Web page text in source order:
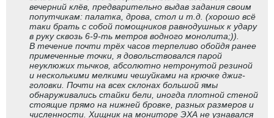
вечерний клёв, предварительно выдав задания своим
попутчикам: палатка, дрова, стол и т.д. (хорошо всё
таки брать с собой помощников равнодушных к удару
в руку сквозь 6-9-ть метров водного монолита;)).
В течение почти трёх часов терпеливо обойдя ранее
примеченные точки, я довольствовался парой
неуклюжих тычков, абсолютно нетронутой резиной
и несколькими мелкими чешуйками на крючке джиг-
головки. Почти на всех склонах большой ямы
обнаруживались стайки бели, иногда плотной стеной
стоящие прямо на нижней бровке, разных размеров и
численности. Хищник на мониторе ЭХА не узнавался